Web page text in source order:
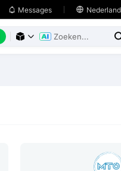
 Messages 
 